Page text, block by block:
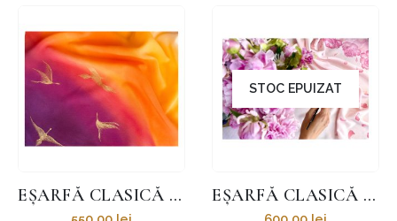
EȘARFĂ CLASICĂ – APUS COCORI
STOC EPUIZAT
EȘARFĂ CLASICĂ – BUJORI PE ROZ